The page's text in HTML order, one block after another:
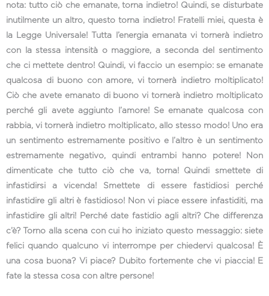
nota: tutto ciò che emanate, torna indietro! Quindi, se disturbate
inutilmente un altro, questo torna indietro! Fratelli miei, questa è
la Legge Universale! Tutta l’energia emanata vi tornerà indietro
con la stessa intensità o maggiore, a seconda del sentimento
che ci mettete dentro! Quindi, vi faccio un esempio: se emanate
qualcosa di buono con amore, vi tornerà indietro moltiplicato!
Ciò che avete emanato di buono vi tornerà indietro moltiplicato
perché gli avete aggiunto l’amore! Se emanate qualcosa con
rabbia, vi tornerà indietro moltiplicato, allo stesso modo! Uno era
un sentimento estremamente positivo e l’altro è un sentimento
estremamente negativo, quindi entrambi hanno potere! Non
dimenticate che tutto ciò che va, torna! Quindi smettete di
infastidirsi a vicenda! Smettete di essere fastidiosi perché
infastidire gli altri è fastidioso! Non vi piace essere infastiditi, ma
infastidire gli altri! Perché date fastidio agli altri? Che differenza
c’è? Torno alla scena con cui ho iniziato questo messaggio: siete
felici quando qualcuno vi interrompe per chiedervi qualcosa! È
una cosa buona? Vi piace? Dubito fortemente che vi piaccia! E
fate la stessa cosa con altre persone!